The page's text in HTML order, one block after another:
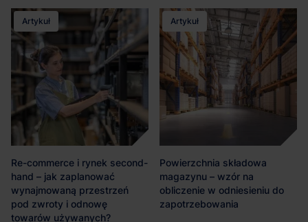
Artykuł
Re-commerce i rynek second-
hand – jak zaplanować
wynajmowaną przestrzeń
pod zwroty i odnowę
towarów używanych?
Artykuł
Powierzchnia składowa
magazynu – wzór na
obliczenie w odniesieniu do
zapotrzebowania